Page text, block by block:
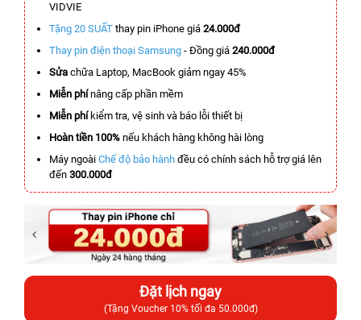
VIDVIE
Tặng 20 SUẤT thay pin iPhone giá 24.000đ
Thay pin điện thoại Samsung - Đồng giá 240.000đ
Sửa chữa Laptop, MacBook giảm ngay 45%
Miễn phínâng cấp phần mềm
Miễn phíkiểm tra, vệ sinh và báo lỗi thiết bị
Hoàn tiền 100% nếu khách hàng không hài lòng
Máy ngoài Chế độ bảo hành đều có chính sách hỗ trợ giá lên
đến 300.000đ
Đặt lịch ngay
(Tặng Voucher 10% tối đa 50.000đ)